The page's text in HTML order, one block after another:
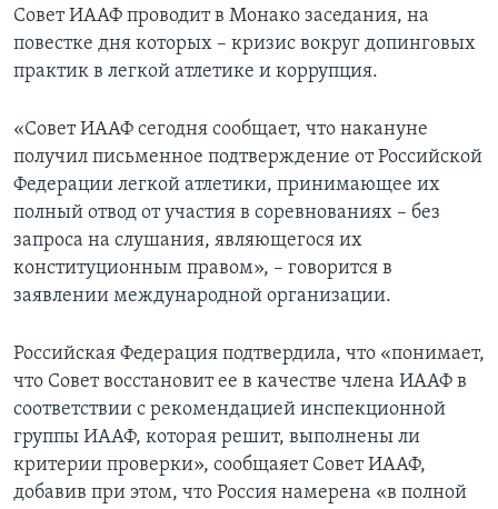
Совет ИААФ проводит в Монако заседания, на
повестке дня которых – кризис вокруг допинговых
практик в легкой атлетике и коррупция.
«Совет ИААФ сегодня сообщает, что накануне
получил письменное подтверждение от Российской
Федерации легкой атлетики, принимающее их
полный отвод от участия в соревнованиях – без
запроса на слушания, являющегося их
конституционным правом», – говорится в
заявлении международной организации.
Российская Федерация подтвердила, что «понимает,
что Совет восстановит ее в качестве члена ИААФ в
соответствии с рекомендацией инспекционной
группы ИААФ, которая решит, выполнены ли
критерии проверки», сообщаяет Совет ИААФ,
добавив при этом, что Россия намерена «в полной